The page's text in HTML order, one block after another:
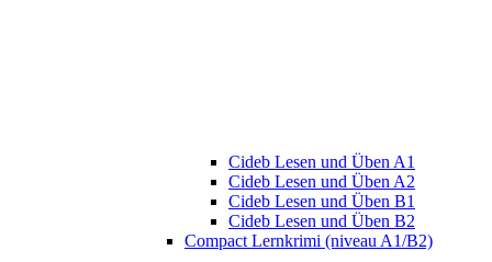
Cideb Lesen und Üben A1
Cideb Lesen und Üben A2
Cideb Lesen und Üben B1
Cideb Lesen und Üben B2
Compact Lernkrimi (niveau A1/B2)